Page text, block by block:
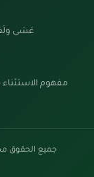
عَسَى
مفهوم الاستثناء
جميع الحقوق